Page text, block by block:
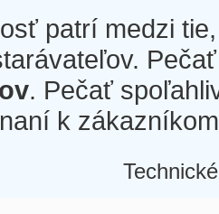
patrí medzi
. Pečať
k